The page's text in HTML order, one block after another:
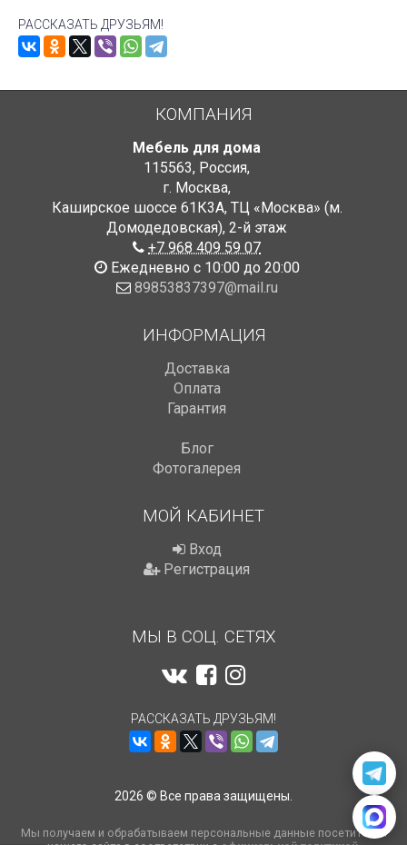
РАССКАЗАТЬ ДРУЗЬЯМ!
КОМПАНИЯ
Мебель для дома
115563, Россия,
г. Москва,
Каширское шоссе 61К3А, ТЦ «Москва» (м.
Домодедовская), 2-й этаж
+7 968 409 59 07
Ежедневно с 10:00 до 20:00
89853837397@mail.ru
ИНФОРМАЦИЯ
Доставка
Оплата
Гарантия
Блог
Фотогалерея
МОЙ КАБИНЕТ
Вход
Регистрация
МЫ В СОЦ. СЕТЯХ
РАССКАЗАТЬ ДРУЗЬЯМ!
2026 © Все права защищены.
Мы получаем и обрабатываем персональные данные посетителей